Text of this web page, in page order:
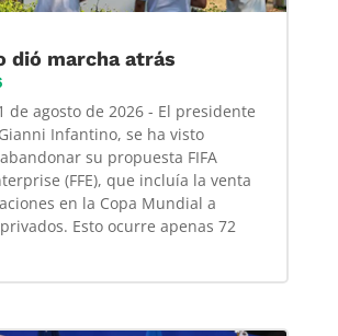
dió marcha atrás
de agosto de 2026 - El presidente
Infantino, se ha visto
su propuesta FIFA
(FFE), que incluía la venta
en la Copa Mundial a
Esto ocurre apenas 72